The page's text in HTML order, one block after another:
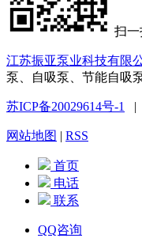
扫一
江苏振亚泵业科技有限
泵、自吸泵、节能自吸
苏ICP备20029614号-1 |
网站地图 | RSS
首页
电话
联系
QQ咨询